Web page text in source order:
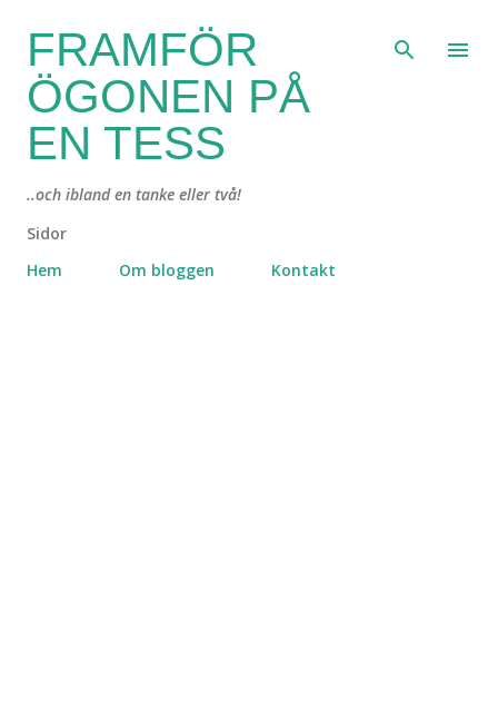
Fortsätt till huvudinnehåll
FRAMFÖR
ÖGONEN PÅ
EN TESS
..och ibland en tanke eller två!
Sidor
Hem
Om bloggen Kontakt